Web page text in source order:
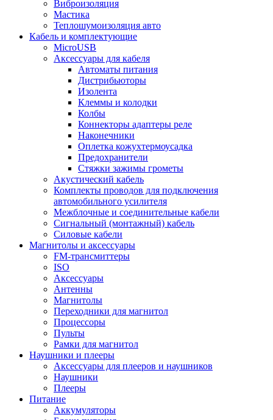
Виброизоляция
Мастика
Теплошумоизоляция авто
Кабель и комплектующие
MicroUSB
Аксессуары для кабеля
Автоматы питания
Дистрибьюторы
Изолента
Клеммы и колодки
Колбы
Коннекторы адаптеры реле
Наконечники
Оплетка кожухтермоусадка
Предохранители
Стяжки зажимы грометы
Акустический кабель
Комплекты проводов для подключения
автомобильного усилителя
Межблочные и соединительные кабели
Сигнальный (монтажный) кабель
Силовые кабели
Магнитолы и аксессуары
FM-трансмиттеры
ISO
Аксессуары
Антенны
Магнитолы
Переходники для магнитол
Процессоры
Пульты
Рамки для магнитол
Наушники и плееры
Аксессуары для плееров и наушников
Наушники
Плееры
Питание
Аккумуляторы